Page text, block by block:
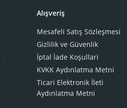
Alışveriş
Mesafeli Satış Sözleşmesi
Gizlilik ve Güvenlik
İptal İade Koşullari
KVKK Aydınlatma Metni
Ticari Elektronik İleti
Aydınlatma Metni